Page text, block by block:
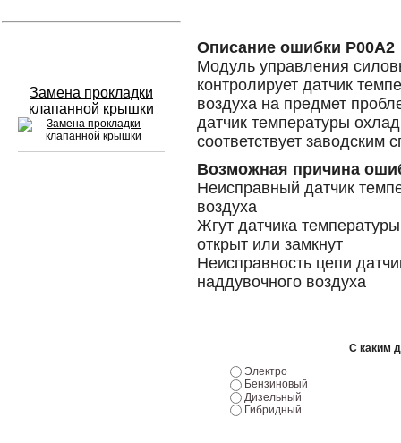
Замена прокладки
клапанной крышки
Описание ошибки P00A2
Модуль управления
контролирует датчик
воздуха на предмет
датчик температуры
соответствует заводским
Возможная причина
Неисправный датчик
воздуха
Жгут датчика
открыт или замкнут
Неисправность цепи
наддувочного воздуха
С каким
Электро
Бензиновый
Дизельный
Гибридный